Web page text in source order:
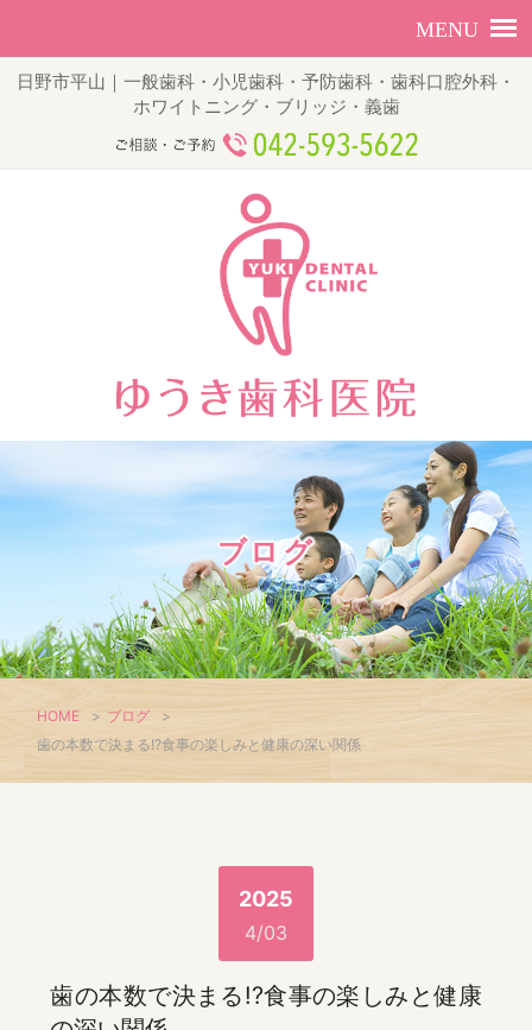
日野市平山｜一般歯科・小児歯科・予防歯科・歯科口腔外科・
ホワイトニング・ブリッジ・義歯
ブログ
HOME > ブログ
>
歯の本数で決まる!?食事の楽しみと健康の深い関係
2025
4/03
歯の本数で決まる!?食事の楽しみと健康